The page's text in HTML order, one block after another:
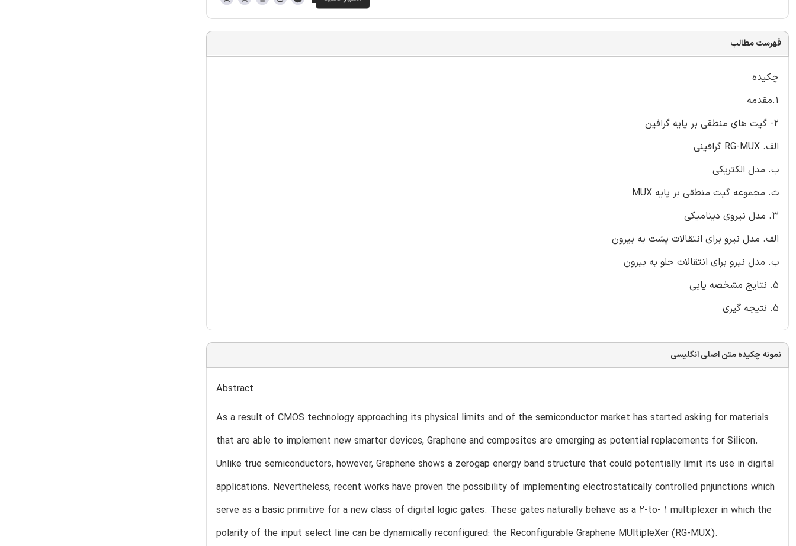
فهرست مطالب
چکیده
1.مقدمه
2- گیت های منطقی بر پایه گرافین
الف. RG-MUX گرافینی
ب. مدل الکتریکی
ث. مجموعه گیت منطقی بر پایه MUX
3. مدل نیروی دینامیکی
الف. مدل نیرو برای انتقالات پشت به بیرون
ب. مدل نیرو برای انتقالات جلو به بیرون
5. نتایج مشخصه یابی
5. نتیجه گیری
نمونه چکیده متن اصلی انگلیسی
Abstract
As a result of CMOS technology approaching its physical limits and of the semiconductor market has started asking for materials
that are able to implement new smarter devices, Graphene and composites are emerging as potential replacements for Silicon.
Unlike true semiconductors, however, Graphene shows a zerogap energy band structure that could potentially limit its use in digital
applications. Nevertheless, recent works have proven the possibility of implementing electrostatically controlled pnjunctions which
serve as a basic primitive for a new class of digital logic gates. These gates naturally behave as a 2-to- 1 multiplexer in which the
polarity of the input select line can be dynamically reconfigured: the Reconfigurable Graphene MUltipleXer (RG-MUX).